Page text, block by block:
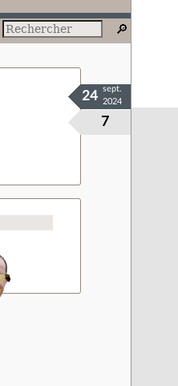
7
24
sept.
2024